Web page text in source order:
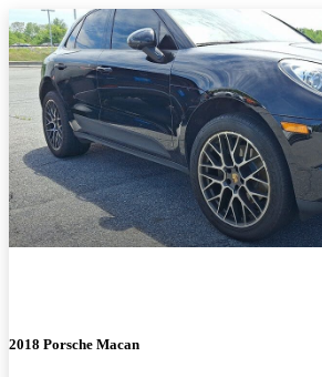
2018 Porsche Macan